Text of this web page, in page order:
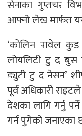
सेनाका गुप्तचर
आफ्नो लेख मार्फत
‘कोलिन पावेल
लोयलिटी टु द
ड्युटी टु द नेसन’
पूर्व अधिकारी
देशका लागि गर्नु
गर्न पुगेको जनाएका